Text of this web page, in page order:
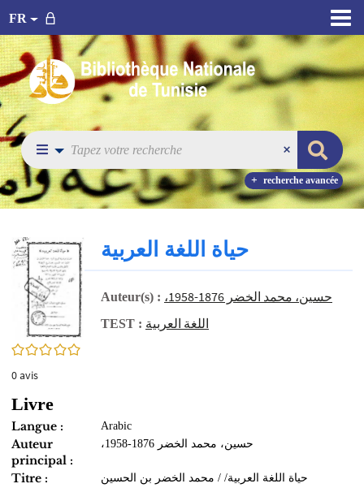
FR
recherche avancée
0/5
0avis
حياة اللغة العربية
Auteur(s) : ،حسين، محمد الخضر 1876-1958
TEST : اللغة العربية
Livre
Langue : Arabic
Auteur
principal :
،حسين، محمد الخضر 1876-1958
Titre : حياة اللغة العربية/ / محمد الخضر بن الحسين